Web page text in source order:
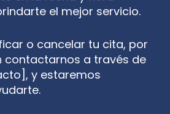
el mejor servicio.
o cancelar tu cita, por
contactarnos a través de
y estaremos